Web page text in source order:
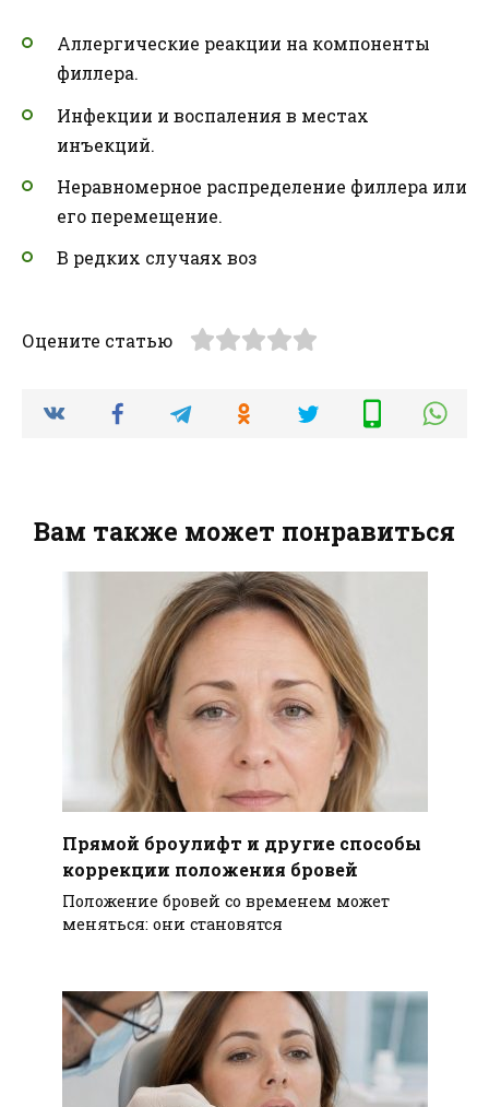
Аллергические реакции на компоненты
филлера.
Инфекции и воспаления в местах
инъекций.
Неравномерное распределение филлера или
его перемещение.
В редких случаях воз
Оцените статью
Вам также может понравиться
Прямой броулифт и другие способы
коррекции положения бровей
Положение бровей со временем может
меняться: они становятся